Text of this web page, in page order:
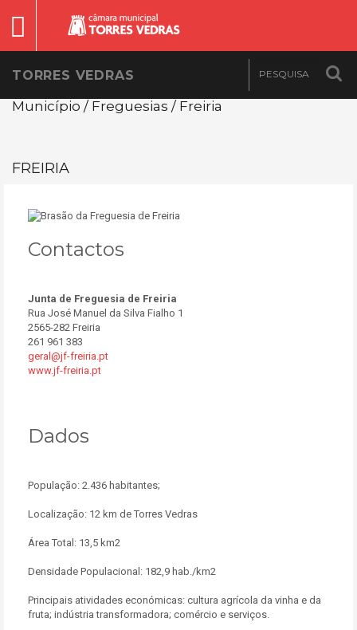
TORRES VEDRAS
Município / Freguesias / Freiria
FREIRIA
Contactos
Junta de Freguesia de Freiria
Rua José Manuel da Silva Fialho 1
2565-282 Freiria
261 961 383
geral@jf-freiria.pt
www.jf-freiria.pt
Dados
População: 2.436 habitantes;
Localização: 12 km de Torres Vedras
Área Total: 13,5 km2
Densidade Populacional: 182,9 hab./km2
Principais atividades económicas: cultura agrícola da vinha e da
fruta; indústria transformadora; comércio e serviços.